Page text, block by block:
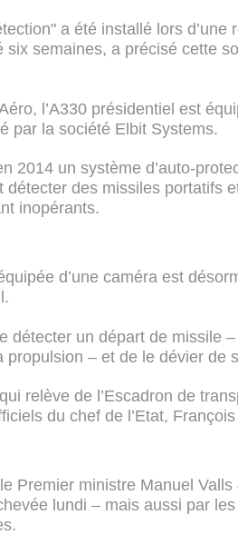
a été installé lors d’une
six semaines, a précisé cette
l’A330 présidentiel est
par la société Elbit Systems.
2014 un système d’auto-
détecter des missiles portatifs
inopérants.
d’une caméra est
détecter un départ de missile
propulsion – et de le dévier de
relève de l’Escadron de
du chef de l’Etat,
Premier ministre Manuel
lundi – mais aussi par